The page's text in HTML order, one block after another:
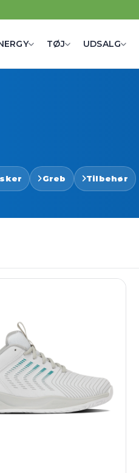
TØJ UDSALG
Greb Tilbehør